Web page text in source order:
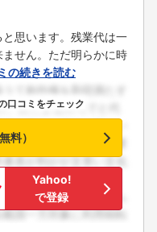
と思います。残業代は一
せん。ただ明らかに時
の続きを読む
口コミをチェック
料）
Yahoo!
で登録